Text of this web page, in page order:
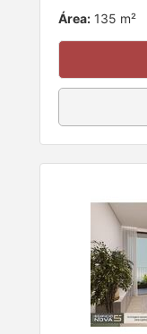
Área: 135 m²